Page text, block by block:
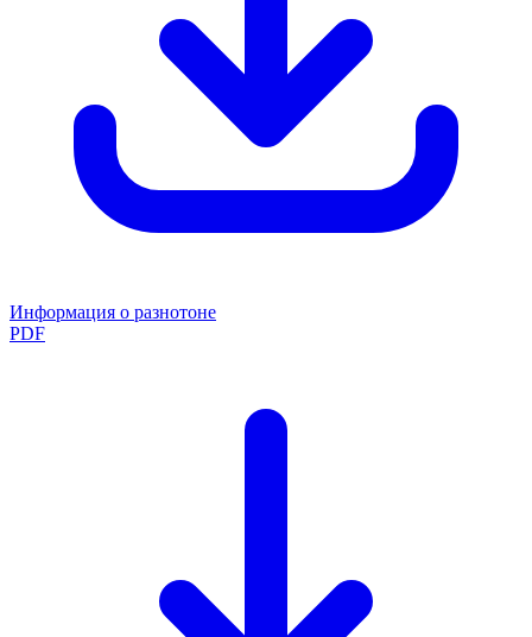
Информация о разнотоне
PDF